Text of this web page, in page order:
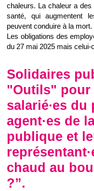
chaleurs. La chaleur a
santé, qui augmentent
peuvent conduire à la mort.
Les obligations des
du 27 mai 2025 mais
Solidaires
"Outils" pour
salarié∙es du
agent·es de
publique et
chaud au
?”.